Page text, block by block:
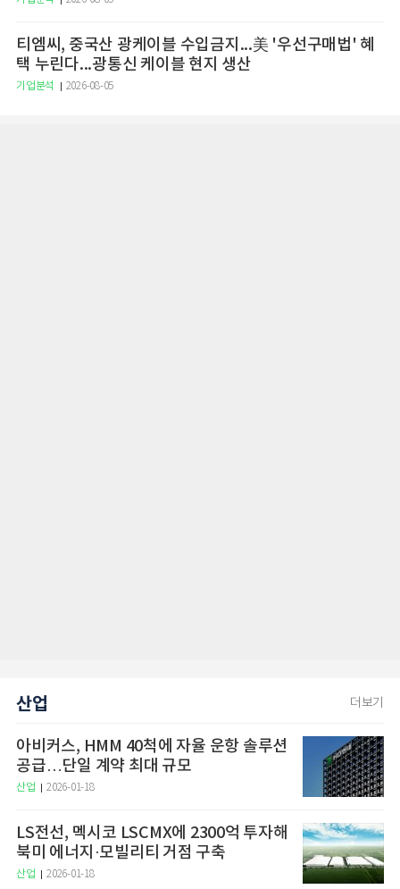
티엠씨, 중국산 광케이블 수입금지...美 '우선구매법' 혜
택 누린다...광통신 케이블 현지 생산
기업분석 2026-08-05
산업 더보기
아비커스, HMM 40척에 자율 운항 솔루션
공급…단일 계약 최대 규모
산업 2026-01-18
LS전선, 멕시코 LSCMX에 2300억 투자해
북미 에너지·모빌리티 거점 구축
산업 2026-01-18